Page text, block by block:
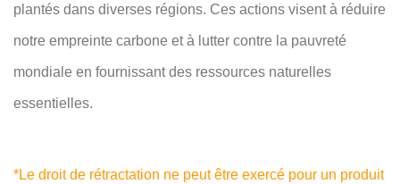
plantés dans diverses régions. Ces actions visent à réduire
notre empreinte carbone et à lutter contre la pauvreté
mondiale en fournissant des ressources naturelles
essentielles.
*Le droit de rétractation ne peut être exercé pour un produit